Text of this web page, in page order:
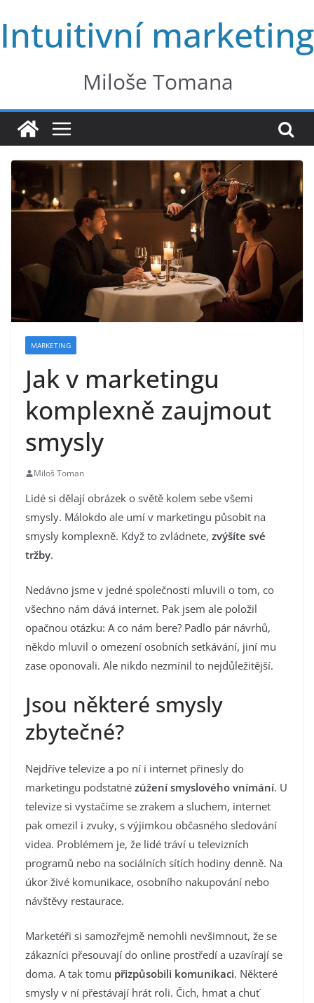
na
obsah
Intuitivní marketing
Miloše Tomana
MARKETING
Jak v marketingu
komplexně zaujmout
smysly
Miloš Toman
Lidé si dělají obrázek o světě kolem sebe všemi
smysly. Málokdo ale umí v marketingu působit na
smysly komplexně. Když to zvládnete, zvýšíte své
tržby.
Nedávno jsme v jedné společnosti mluvili o tom, co
všechno nám dává internet. Pak jsem ale položil
opačnou otázku: A co nám bere? Padlo pár návrhů,
někdo mluvil o omezení osobních setkávání, jiní mu
zase oponovali. Ale nikdo nezmínil to nejdůležitější.
Jsou některé smysly
zbytečné?
Nejdříve televize a po ní i internet přinesly do
marketingu podstatné zúžení smyslového vnímání. U
televize si vystačíme se zrakem a sluchem, internet
pak omezil i zvuky, s výjimkou občasného sledování
videa. Problémem je, že lidé tráví u televizních
programů nebo na sociálních sítích hodiny denně. Na
úkor živé komunikace, osobního nakupování nebo
návštěvy restaurace.
Marketéři si samozřejmě nemohli nevšimnout, že se
zákazníci přesouvají do online prostředí a uzavírají se
doma. A tak tomu přizpůsobili komunikaci. Některé
smysly v ní přestávají hrát roli. Čich, hmat a chuť